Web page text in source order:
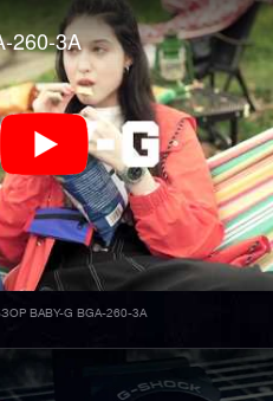
260-3A
BABY-G BGA-260-3A